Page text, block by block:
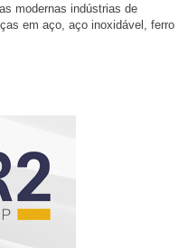
modernas indústrias de
em aço, aço inoxidável, ferro